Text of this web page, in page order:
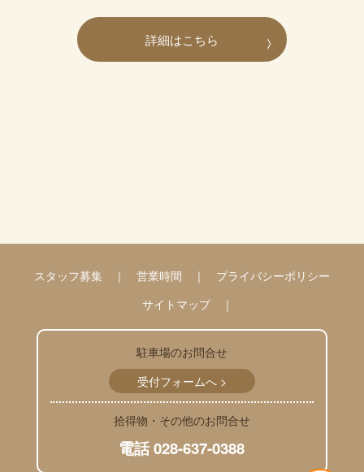
詳細はこちら
スタッフ募集 営業時間
プライバシーポリシー
サイトマップ
駐車場のお問合せ
受付フォームへ >
拾得物・その他のお問合せ
電話 028-637-0388